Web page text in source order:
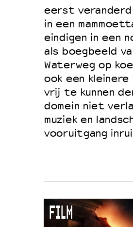
eerst veranderd
in een
eindigen in een
als boegbeeld
Waterweg op
ook een
vrij te kunnen
domein niet
muziek en
vooruitgang
FILM